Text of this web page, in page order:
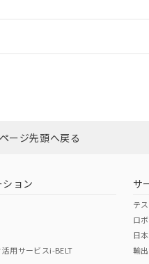
ページ先頭へ戻る
ョン
用サービスi-BELT
サ
テ
ロ
日
輸